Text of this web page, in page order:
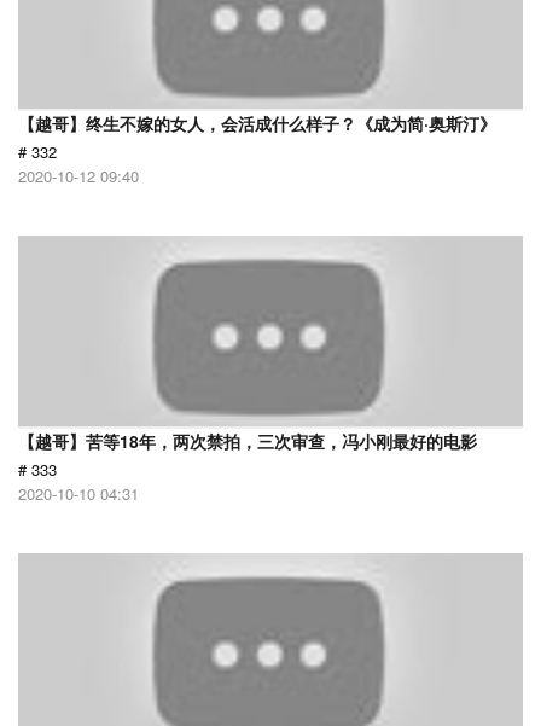
【越哥】终生不嫁的女人，会活成什么样子？《成为简·奥斯汀》
# 332
2020-10-12 09:40
【越哥】苦等18年，两次禁拍，三次审查，冯小刚最好的电影
# 333
2020-10-10 04:31